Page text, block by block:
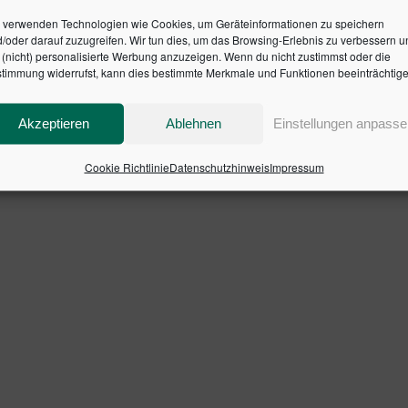
verwenden Technologien wie Cookies, um Geräteinformationen zu speichern
oder darauf zuzugreifen. Wir tun dies, um das Browsing-Erlebnis zu verbessern
personalisierte Werbung anzuzeigen. Wenn du nicht zustimmst oder die
widerrufst, kann dies bestimmte Merkmale und Funktionen
Akzeptieren Ablehnen Einstellungen
Cookie RichtlinieDatenschutzhinweisImpressum
dem Erfolg eines Unternehmens.
die Entwicklung einer einheitlichen Berichtsstruktur von
Verwendung von Wissensbilanzen führen kann. In
nutzen.